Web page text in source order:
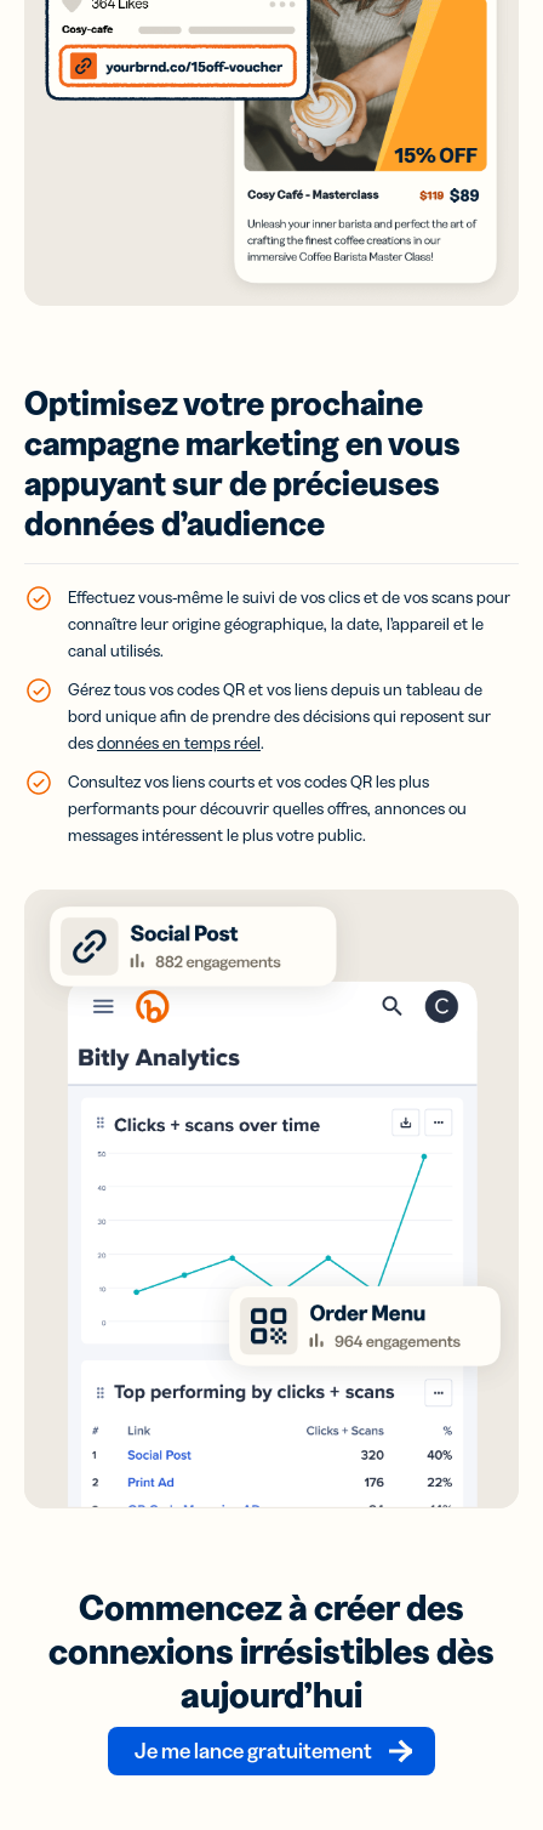
Optimisez votre prochaine
campagne marketing en vous
appuyant sur de précieuses
données d’audience
Effectuez vous-même le suivi de vos clics et de vos scans pour
connaître leur origine géographique, la date, l’appareil et le
canal utilisés.
Gérez tous vos codes QR et vos liens depuis un tableau de
bord unique afin de prendre des décisions qui reposent sur
desdonnées en temps réel.
Consultez vos liens courts et vos codes QR les plus
performants pour découvrir quelles offres, annonces ou
messages intéressent le plus votre public.
Commencez à créer des
connexions irrésistibles dès
aujourd’hui
Je me lance gratuitement